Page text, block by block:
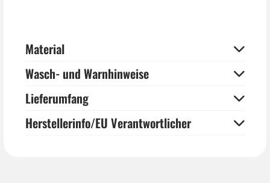
Material
Wasch- und Warnhinweise
Lieferumfang
Herstellerinfo/EU Verantwortlicher